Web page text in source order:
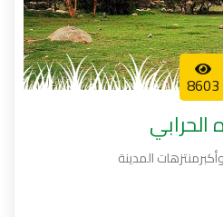
8603
الحرابي
المدينة